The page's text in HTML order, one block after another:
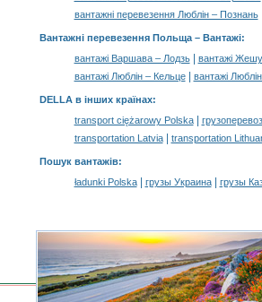
вантажні перевезення Люблін – Познань
Вантажні перевезення Польща – Вантажі:
вантажі Варшава – Лодзь| вантажі
вантажі Люблін – Кельце| вантажі
DELLA в інших країнах:
transport ciężarowy Polska|
transportation Latvia| transportation
Пошук вантажів:
ładunki Polska| грузы Украина| грузы